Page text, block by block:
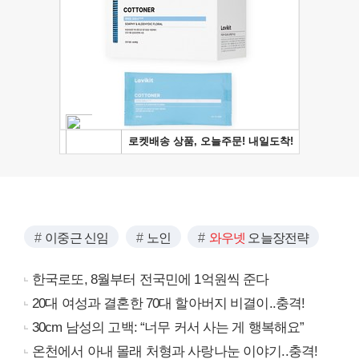
이중근 신임 노인 와우넷 오늘장전략
한국로또, 8월부터 전국민에 1억원씩 준다
20대 여성과 결혼한 70대 할아버지 비결이..충격!
30cm 남성의 고백: “너무 커서 사는 게 행복해요”
온천에서 아내 몰래 처형과 사랑나눈 이야기..충격!